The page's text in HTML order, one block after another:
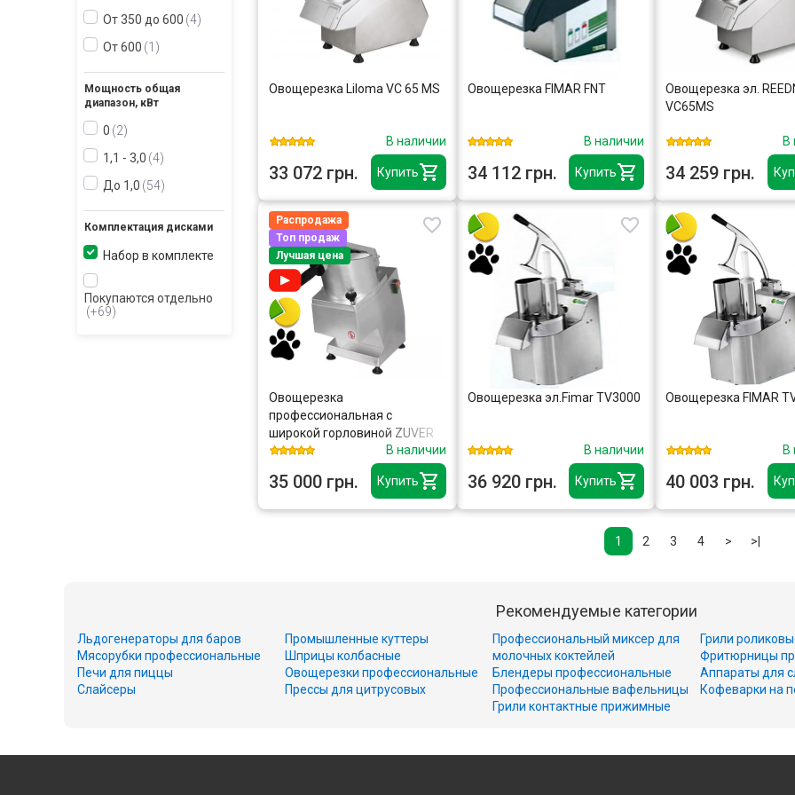
От 350 до 600 4
От 600 1
Мощность общая
диапазон, кВт
0 2
1,1 - 3,0 4
До 1,0 54
Комплектация дисками
Набор в комплекте
Покупаются отдельно
+69
Купить
Овощерезка Liloma VC 65 MS
В наличии
33 072 грн. Купить
Овощерезка FIMAR FNT
В наличии
34 112 грн.
Овощерезка эл.
VC65MS
В
34 259 грн.
Купить
Распродажа
Топ продаж
Лучшая цена
Овощерезка
профессиональная с
широкой горловиной ZUVER
Vegetable Cutter Lid Back Wide
Neck 5 Grate кришка назад,
горловина широка 5 дисків
550W, медный двигатель
В наличии
35 000 грн. Купить
Овощерезка эл.Fimar TV3000
В наличии
36 920 грн.
Овощерезка FIMAR
В
40 003 грн.
1 2 3 4 > >|
Рекомендуемые категории
Льдогенераторы для баров
Мясорубки профессиональные
Печи для пиццы
Слайсеры
Промышленные куттеры
Шприцы колбасные
Овощерезки профессиональные
Прессы для цитрусовых
Профессиональный миксер для
молочных коктейлей
Блендеры профессиональные
Профессиональные вафельницы
Грили контактные прижимные
Грили
Фритюрницы
Аппараты для
Кофеварки на